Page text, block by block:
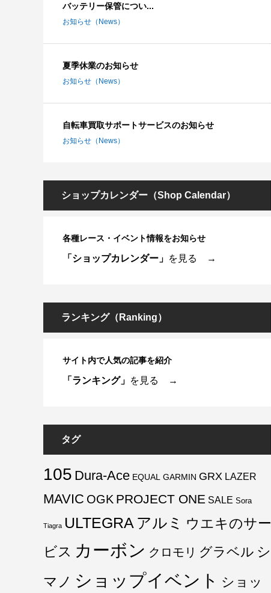
バッテリー保管につい...
お知らせ（News）
夏季休業のお知らせ
お知らせ（News）
自転車買取サポートサービスのお知らせ
お知らせ（News）
ショップカレンダー（Shop Calendar）
各種レース・イベント情報をお知らせ
「ショップカレンダー」 を見る →
ランキング（Ranking）
サイト内で人気の記事を紹介
「ランキング」 を見る →
タグ
105 Dura-Ace EQUAL GARMIN GRX LAZER
MAVIC OGK PROJECT ONE SALE Sora
Tiagra ULTEGRA アルミ ウエキのサー
ビス カーボン クロモリ グラベル シ
マノ ショップイベント ショッ